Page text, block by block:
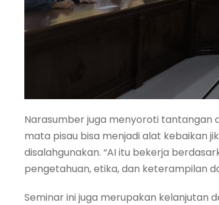
Narasumber juga menyoroti tantangan
mata pisau bisa menjadi alat kebaikan
disalahgunakan. “AI itu bekerja
pengetahuan, etika, dan keterampilan
Seminar ini juga merupakan kelanjutan